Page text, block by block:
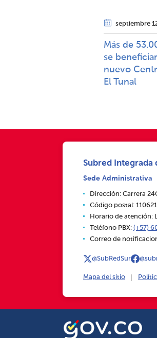
septiembre
Más de
se
nuevo
El Tunal
Subred Integrada
Sede Administrativa
Dirección: Carrera
Código postal: 110621
Horario de atención:
Teléfono PBX: (+57)
Correo de
@SubRedSur
Mapa del sitio